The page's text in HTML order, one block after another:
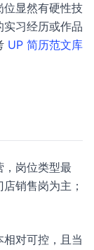
位显然有硬性技
习经历或作品
UP 简历范文库
岗位类型最
销售岗为主；
对可控，且当